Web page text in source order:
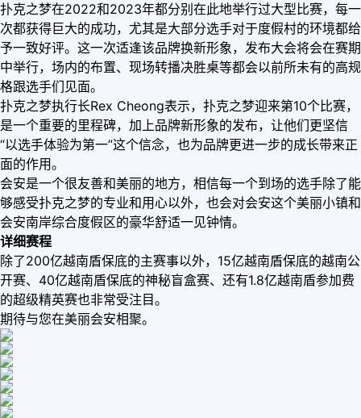
扑克之梦在2022和2023年都分别在此地举行过大型比赛，每一
次都获得巨大的成功，尤其是大部分选手对于度假村的环境都给
予一致好评。这一次适逢该品牌换新形象，发布大会将会在赛期
中举行，场内的布置、现场转播决胜桌等都会以前所未有的高规
格跟选手们见面。
扑克之梦执行长Rex Cheong表示，扑克之梦迎来第10个比赛，
是一个重要的里程碑，加上品牌新形象的发布，让他们更坚信
“以选手体验为第一”这个信念，也为品牌更进一步的成长带来正
面的作用。
会安是一个很友善和美丽的地方，相信每一个到场的选手除了能
够感受扑克之梦的专业和用心以外，也会对会安这个美丽小镇和
会安南岸综合度假区的豪华舒适一见钟情。
详细赛程
除了200亿越南盾保底的主赛事以外，15亿越南盾保底的越南公
开赛、40亿越南盾保底的神秘盲盒赛、还有1.8亿越南盾参加费
的超级精英赛也非常受注目。
期待与您在美丽会安相聚。